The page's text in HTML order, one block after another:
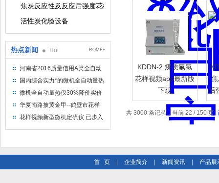
焦炭反应性及反应后强度花样视频app最新版下载
活性炭化验设备
热点新闻 Hot ROME+
河南省2016质量信用A类全自动
量热仪
国内综合实力*的微机全自动量热
仪制造企业
微机全自动量热仪30%降价实价
出售
华夏南路披黄金甲--鹤壁市花样
视频仪器仪表有限公司
花样视频新型微机定硫仪 已步入
KDDN-2 煤质氟氯
花样视频app最新版
下载
后
共 3000 条记录，当前 22 / 150 页
首 页 企业简介 新闻资讯 产品展